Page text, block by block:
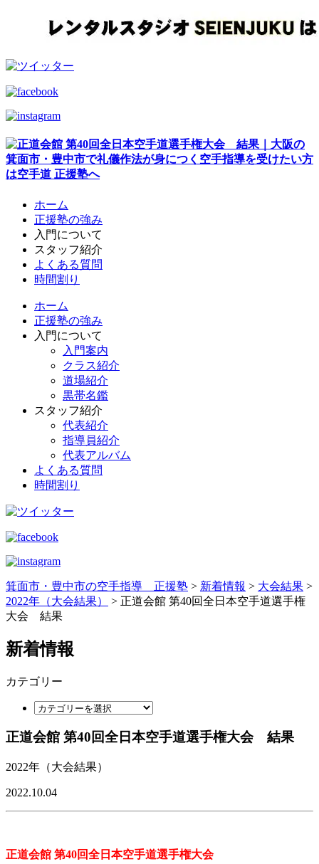
ホーム
正援塾の強み
入門について
スタッフ紹介
よくある質問
時間割り
ホーム
正援塾の強み
入門について
入門案内
クラス紹介
道場紹介
黒帯名鑑
スタッフ紹介
代表紹介
指導員紹介
代表アルバム
よくある質問
時間割り
箕面市・豊中市の空手指導 正援塾 > 新着情報 > 大会結果 >
2022年（大会結果）
> 正道会館 第40回全日本空手道選手権
大会 結果
新着情報
カテゴリー
正道会館 第40回全日本空手道選手権大会 結果
2022年（大会結果）
2022.10.04
正道会館 第40回全日本空手道選手権大会